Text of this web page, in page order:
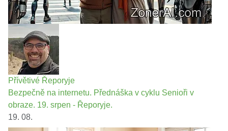
Přívětivé Řeporyje
Bezpečně na internetu. Přednáška v cyklu Senioři v
obraze. 19. srpen - Řeporyje.
19. 08.